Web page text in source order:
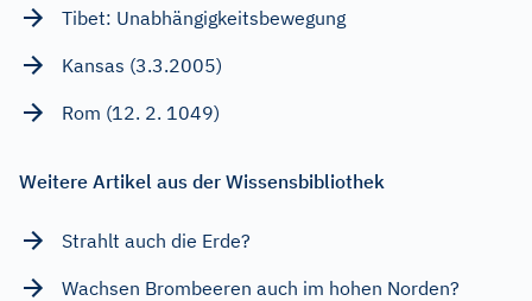
Tibet: Unabhängigkeitsbewegung
Kansas (3.3.2005)
Rom (12. 2. 1049)
Weitere Artikel aus der Wissensbibliothek
Strahlt auch die Erde?
Wachsen Brombeeren auch im hohen Norden?